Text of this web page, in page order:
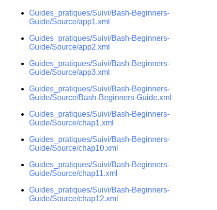
Guides_pratiques/Suivi/Bash-Beginners-
Guide/Source/app1.xml
Guides_pratiques/Suivi/Bash-Beginners-
Guide/Source/app2.xml
Guides_pratiques/Suivi/Bash-Beginners-
Guide/Source/app3.xml
Guides_pratiques/Suivi/Bash-Beginners-
Guide/Source/Bash-Beginners-Guide.xml
Guides_pratiques/Suivi/Bash-Beginners-
Guide/Source/chap1.xml
Guides_pratiques/Suivi/Bash-Beginners-
Guide/Source/chap10.xml
Guides_pratiques/Suivi/Bash-Beginners-
Guide/Source/chap11.xml
Guides_pratiques/Suivi/Bash-Beginners-
Guide/Source/chap12.xml